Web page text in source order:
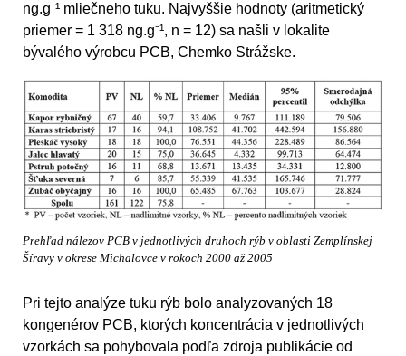
ng.g⁻¹ mliečneho tuku. Najvyššie hodnoty (aritmetický
priemer = 1 318 ng.g⁻¹, n = 12) sa našli v lokalite
bývalého výrobcu PCB, Chemko Strážske.
Prehľad nálezov PCB v jednotlivých druhoch rýb v oblasti Zemplínskej
Šíravy v okrese Michalovce v rokoch 2000 až 2005
Pri tejto analýze tuku rýb bolo analyzovaných 18
kongenérov PCB, ktorých koncentrácia v jednotlivých
vzorkách sa pohybovala podľa zdroja publikácie od